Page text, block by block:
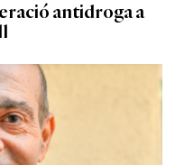
antidroga a